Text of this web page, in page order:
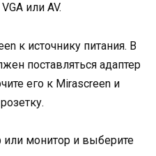
или AV.
к источнику питания. В
поставляться адаптер
его к Mirascreen и
или монитор и выберите